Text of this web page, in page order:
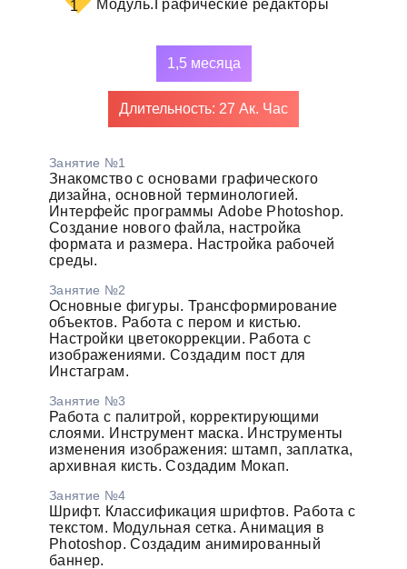
1 Модуль. Графические редакторы
1,5 месяца
Длительность: 27 Ак. Час
Занятие №1
Знакомство с основами графического
дизайна, основной терминологией.
Интерфейс программы Adobe Photoshop.
Создание нового файла, настройка
формата и размера. Настройка рабочей
среды.
Занятие №2
Основные фигуры. Трансформирование
объектов. Работа с пером и кистью.
Настройки цветокоррекции. Работа с
изображениями. Создадим пост для
Инстаграм.
Занятие №3
Работа с палитрой, корректирующими
слоями. Инструмент маска. Инструменты
изменения изображения: штамп, заплатка,
архивная кисть. Создадим Мокап.
Занятие №4
Шрифт. Классификация шрифтов. Работа с
текстом. Модульная сетка. Анимация в
Photoshop. Создадим анимированный
баннер.